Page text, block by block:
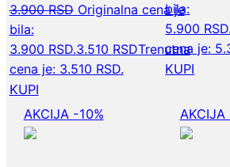
3.900RSD Originalna cena je
bila:
3.900 RSD.3.510 RSDTrenutna
cena je: 3.510 RSD.
KUPI
bila:
5.900 RSD.
cena je:
KUPI
AKCIJA -10% AKCIJA